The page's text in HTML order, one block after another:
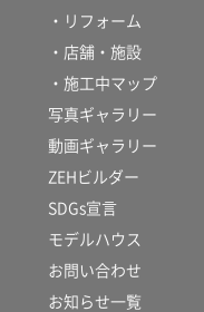
・リフォーム
・店舗・施設
・施工中マップ
写真ギャラリー
動画ギャラリー
ZEHビルダー
SDGs宣言
モデルハウス
お問い合わせ
お知らせ一覧